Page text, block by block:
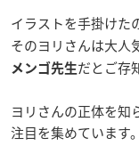
イラストを手掛けた
そのヨリさんは大人
メンゴ先生だとご存
ヨリさんの正体を知
注目を集めています。